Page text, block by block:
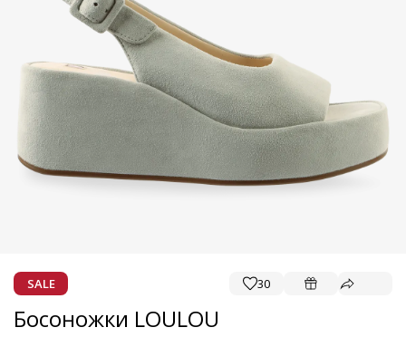
SALE 30
Босоножки LOULOU